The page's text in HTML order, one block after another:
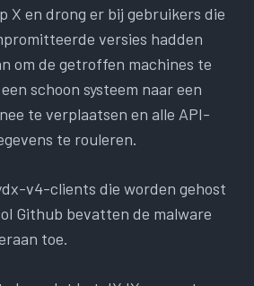
X en drong er bij gebruikers die
versies hadden
om de getroffen machines te
schoon systeem naar een
te verplaatsen en alle API-
te rouleren.
v4-clients die worden gehost
Github bevatten de malware
toe.